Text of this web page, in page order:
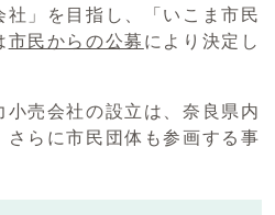
社」を目指し、「いこま市民
市民からの公募 により決定し
売会社の設立は、奈良県内
さらに市民団体も参画する事